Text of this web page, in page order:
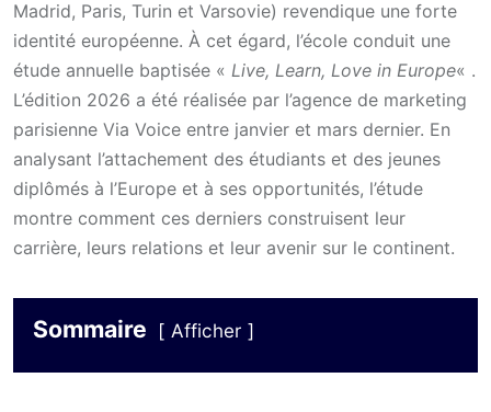
Madrid, Paris, Turin et Varsovie) revendique une forte
identité européenne. À cet égard, l’école conduit une
étude annuelle baptisée « Live, Learn, Love in Europe« .
L’édition 2026 a été réalisée par l’agence de marketing
parisienne Via Voice entre janvier et mars dernier. En
analysant l’attachement des étudiants et des jeunes
diplômés à l’Europe et à ses opportunités, l’étude
montre comment ces derniers construisent leur
carrière, leurs relations et leur avenir sur le continent.
Sommaire Afficher